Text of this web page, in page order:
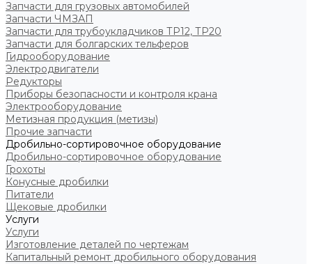
Запчасти для грузовых автомобилей
Запчасти ЧМЗАП
Запчасти для трубоукладчиков ТР12, ТР20
Запчасти для болгарских тельферов
Гидрооборудование
Электродвигатели
Редукторы
Приборы безопасности и контроля крана
Электрооборудование
Метизная продукция (метизы)
Прочие запчасти
Дробильно-сортировочное оборудование
Дробильно-сортировочное оборудование
Грохоты
Конусные дробилки
Питатели
Щековые дробилки
Услуги
Услуги
Изготовление деталей по чертежам
Капитальный ремонт дробильного оборудования